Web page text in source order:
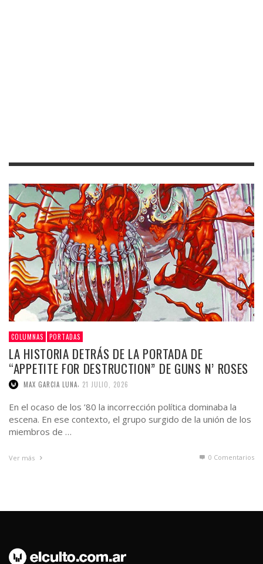
COLUMNAS PORTADAS
LA HISTORIA DETRÁS DE LA PORTADA DE
“APPETITE FOR DESTRUCTION” DE GUNS N’ ROSES
MAX GARCIA LUNA, 21 JULIO, 2026
En el ocaso de los ’80 la incorrección política dominaba la
escena. En ese contexto, el grupo surgido de la unión de los
miembros de …
Ver más 0 Comentarios